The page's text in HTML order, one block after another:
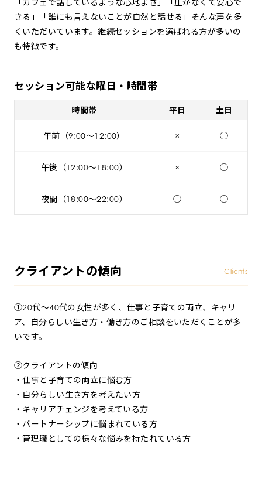
「カフェで話しているような心地よさ」「圧がなくて安心で
きる」「誰にも言えないことが自然と話せる」そんな声を多
くいただいています。継続セッションを選ばれる方が多いの
も特徴です。
セッション可能な曜日・時間帯
時間帯 平日 土日
午前（9:00～12:00） × ◯
午後（12:00～18:00） × ◯
夜間（18:00～22:00） ◯ ◯
クライアントの傾向 Clients
①20代～40代の女性が多く、仕事と子育ての両立、キャリ
ア、自分らしい生き方・働き方のご相談をいただくことが多
いです。
②クライアントの傾向
・仕事と子育ての両立に悩む方
・自分らしい生き方を考えたい方
・キャリアチェンジを考えている方
・パートナーシップに悩まれている方
・管理職としての様々な悩みを持たれている方